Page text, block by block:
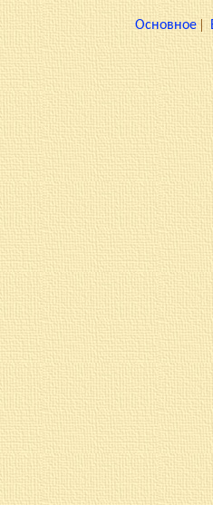
Основное|